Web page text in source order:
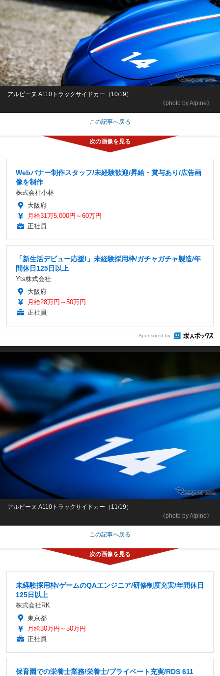
《photo by Alpine》
アルピーヌ A110トラックサイドカー（10/19）
この記事へ戻る
Webバナー制作スタッフ/未経験歓迎/昇給・賞与あり/広告画
像を制作
株式会社小林
大阪府
月給31万5,000円～60万円
正社員
「新生活デビュー応援!」未経験採用枠/ガチャガチャ製造/年
間休日125日以上
Yts株式会社
大阪府
月給28万円～50万円
正社員
Sponsored by
《photo by Alpine》
アルピーヌ A110トラックサイドカー（11/19）
この記事へ戻る
未経験採用枠/ゲームのQAエンジニア/研修制度充実/年間休日
125日以上
株式会社RK
東京都
月給30万円～50万円
正社員
保育園での栄養士業務/栄養士/プライベート充実/RDS 611